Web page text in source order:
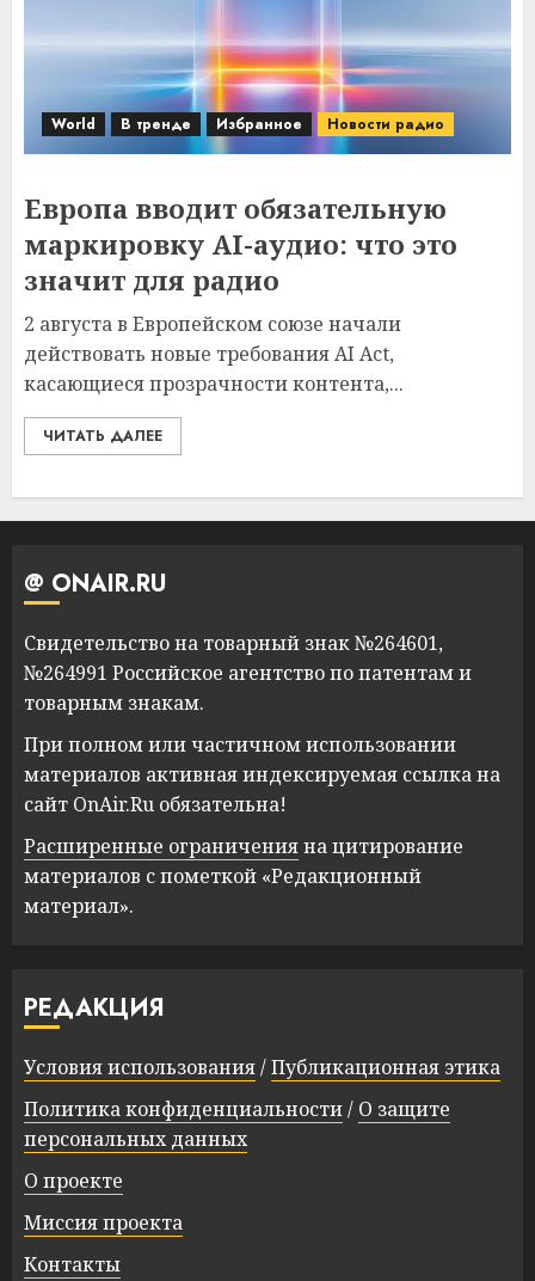
World В тренде Избранное Новости радио
Европа вводит обязательную
маркировку AI-аудио: что это
значит для радио
2 августа в Европейском союзе начали
действовать новые требования AI Act,
касающиеся прозрачности контента,...
ЧИТАТЬ ДАЛЕЕ
@ ONAIR.RU
Свидетельство на товарный знак №264601,
№264991 Российское агентство по патентам и
товарным знакам.
При полном или частичном использовании
материалов активная индексируемая ссылка на
сайт OnAir.Ru обязательна!
Расширенные ограниченияна цитирование
материалов с пометкой «Редакционный
материал».
РЕДАКЦИЯ
Условия использования/Публикационная этика
Политика конфиденциальности/ О защите
персональных данных
О проекте
Миссия проекта
Контакты